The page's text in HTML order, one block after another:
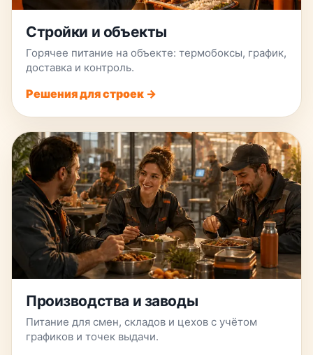
Стройки и объекты
Горячее питание на объекте: термобоксы, график,
доставка и контроль.
Решения для строек →
Производства и заводы
Питание для смен, складов и цехов с учётом
графиков и точек выдачи.